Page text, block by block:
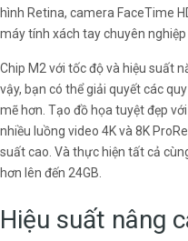
hình Retina, camera FaceTime
máy tính xách tay chuyên
Chip M2 với tốc độ và hiệu suất
vậy, bạn có thể giải quyết các
mẽ hơn. Tạo đồ họa tuyệt đẹp
nhiều luồng video 4K và 8K
suất cao. Và thực hiện tất cả
hơn lên đến 24GB.
Hiệu suất nâng